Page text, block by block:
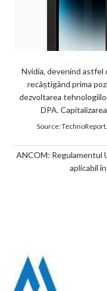
Nvidia, devenind astfel
recâștigând prima
dezvoltarea
DPA.
Source:
ANCOM: Regulamentul
aplicabil